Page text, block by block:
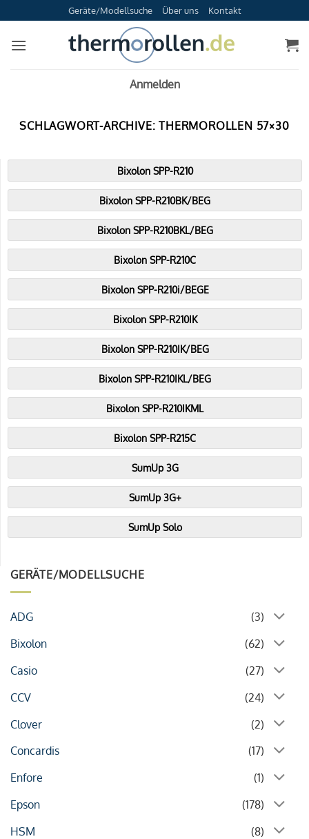
Inhalt
springen
Geräte/Modellsuche Über uns Kontakt
Anmelden
SCHLAGWORT-ARCHIVE:THERMOROLLEN 57×30
GERÄTE/MODELLSUCHE
ADG
(3)
Bixolon
(62)
Casio
(27)
CCV
(24)
Clover
(2)
Concardis
(17)
Enfore
(1)
Epson
(178)
HSM
(8)
Bixolon SPP-R210
Bixolon SPP-R210BK/BEG
Bixolon SPP-R210BKL/BEG
Bixolon SPP-R210C
Bixolon SPP-R210i/BEGE
Bixolon SPP-R210IK
Bixolon SPP-R210IK/BEG
Bixolon SPP-R210IKL/BEG
Bixolon SPP-R210IKML
Bixolon SPP-R215C
SumUp 3G
SumUp 3G+
SumUp Solo